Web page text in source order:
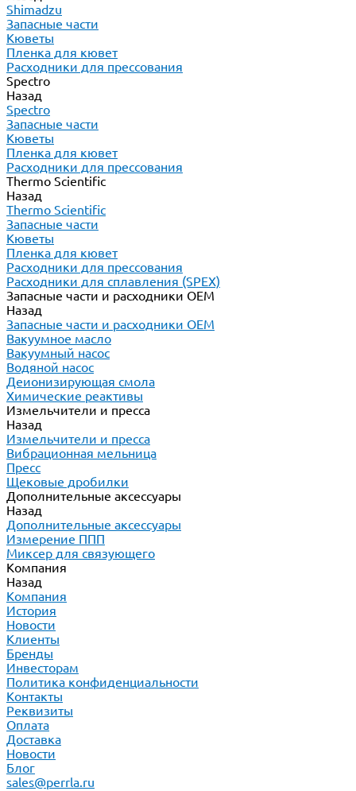
Shimadzu
Запасные части
Кюветы
Пленка для кювет
Расходники для прессования
Spectro
Назад
Spectro
Запасные части
Кюветы
Пленка для кювет
Расходники для прессования
Thermo Scientific
Назад
Thermo Scientific
Запасные части
Кюветы
Пленка для кювет
Расходники для прессования
Расходники для сплавления (SPEX)
Запасные части и расходники ОЕМ
Назад
Запасные части и расходники ОЕМ
Вакуумное масло
Вакуумный насос
Водяной насос
Деионизирующая смола
Химические реактивы
Измельчители и пресса
Назад
Измельчители и пресса
Вибрационная мельница
Пресс
Щековые дробилки
Дополнительные аксессуары
Назад
Дополнительные аксессуары
Измерение ППП
Миксер для связующего
Компания
Назад
Компания
История
Новости
Клиенты
Бренды
Инвесторам
Политика конфиденциальности
Контакты
Реквизиты
Оплата
Доставка
Новости
Блог
sales@perrla.ru